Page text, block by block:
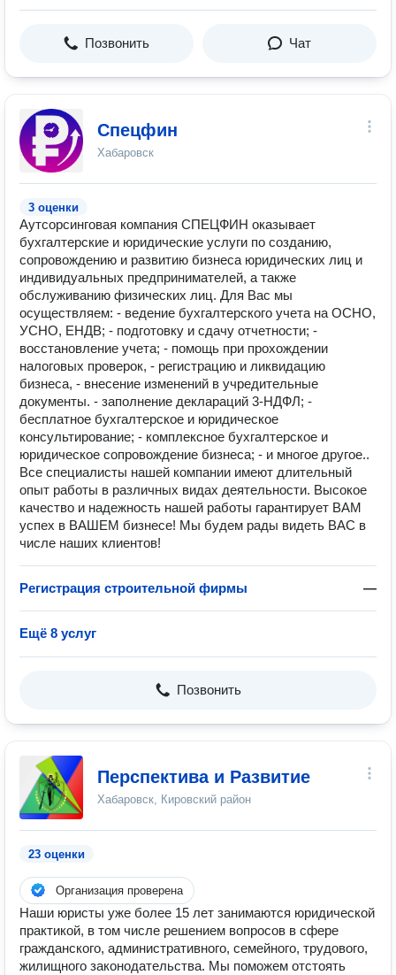
Позвонить Чат
Спецфин
Хабаровск
3 оценки
Аутсорсинговая компания СПЕЦФИН оказывает
бухгалтерские и юридические услуги по созданию,
сопровождению и развитию бизнеса юридических лиц и
индивидуальных предпринимателей, а также
обслуживанию физических лиц. Для Вас мы
осуществляем: - ведение бухгалтерского учета на ОСНО,
УСНО, ЕНДВ; - подготовку и сдачу отчетности; -
восстановление учета; - помощь при прохождении
налоговых проверок, - регистрацию и ликвидацию
бизнеса, - внесение изменений в учредительные
документы. - заполнение деклараций 3-НДФЛ; -
бесплатное бухгалтерское и юридическое
консультирование; - комплексное бухгалтерское и
юридическое сопровождение бизнеса; - и многое другое..
Все специалисты нашей компании имеют длительный
опыт работы в различных видах деятельности. Высокое
качество и надежность нашей работы гарантирует ВАМ
успех в ВАШЕМ бизнесе! Мы будем рады видеть ВАС в
числе наших клиентов!
Регистрация строительной фирмы —
Ещё 8 услуг
Позвонить
Перспектива и Развитие
Хабаровск, Кировский район
23 оценки
Организация проверена
Наши юристы уже более 15 лет занимаются юридической
практикой, в том числе решением вопросов в сфере
гражданского, административного, семейного, трудового,
жилищного законодательства. Мы поможем отстоять